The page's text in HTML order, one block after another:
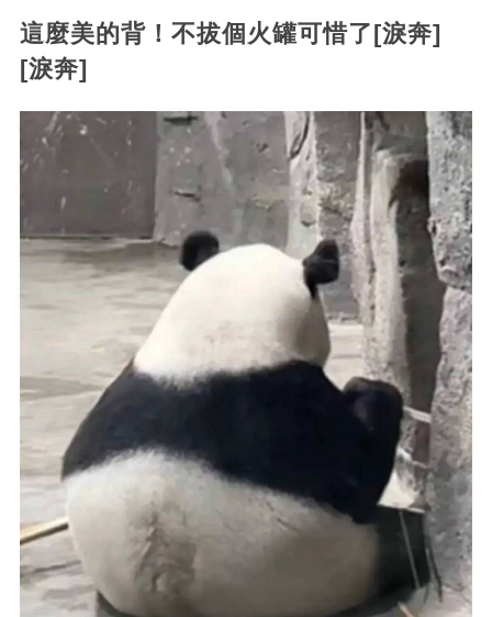
這麼美的背！不拔個火罐可惜了[淚奔]
[淚奔]